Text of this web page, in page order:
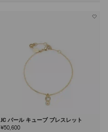
JC パール キューブ ブレスレット
¥50,600